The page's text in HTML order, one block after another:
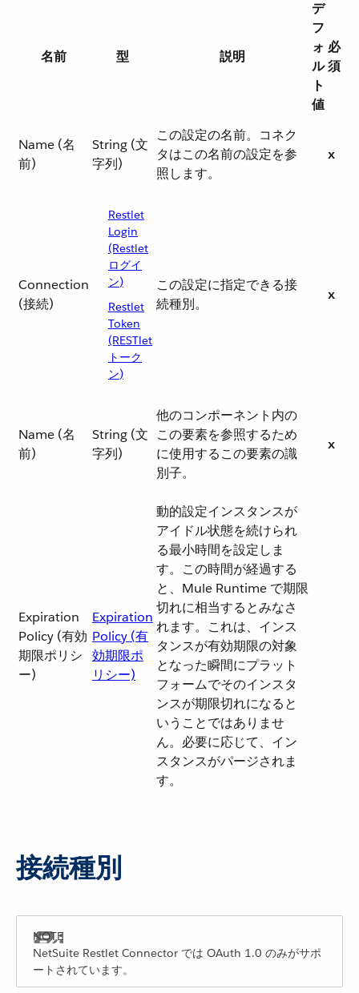
名前 型 説明
デ
フ
ォ
ル
ト
値
必
須
Name (名
前)
String (文
字列)
この設定の名前。コネク
タはこの名前の設定を参
照します。
x
Connection
(接続)
Restlet
Login
(Restlet
ログイ
ン)
Restlet
Token
(RESTlet
トーク
ン)
この設定に指定できる接
続種別。
x
Name (名
前)
String (文
字列)
他のコンポーネント内の
この要素を参照するため
に使用するこの要素の識
別子。
x
Expiration
Policy (有効
期限ポリシ
ー)
Expiration
Policy (有
効期限ポ
リシー)
動的設定インスタンスが
アイドル状態を続けられ
る最小時間を設定しま
す。この時間が経過する
と、Mule Runtime で期限
切れに相当するとみなさ
れます。これは、インス
タンスが有効期限の対象
となった瞬間にプラット
フォームでそのインスタ
ンスが期限切れになると
いうことではありませ
ん。必要に応じて、イン
スタンスがパージされま
す。
接続種別
NetSuite Restlet Connector では OAuth 1.0 のみがサポ
ートされています。